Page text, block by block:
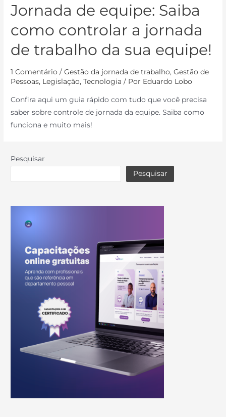
Jornada de equipe: Saiba
como controlar a jornada
de trabalho da sua equipe!
1 Comentário /Gestão da jornada de trabalho,Gestão de
Pessoas, Legislação,Tecnologia / Por Eduardo Lobo
Confira aqui um guia rápido com tudo que você precisa
saber sobre controle de jornada da equipe. Saiba como
funciona e muito mais!
Pesquisar
Pesquisar